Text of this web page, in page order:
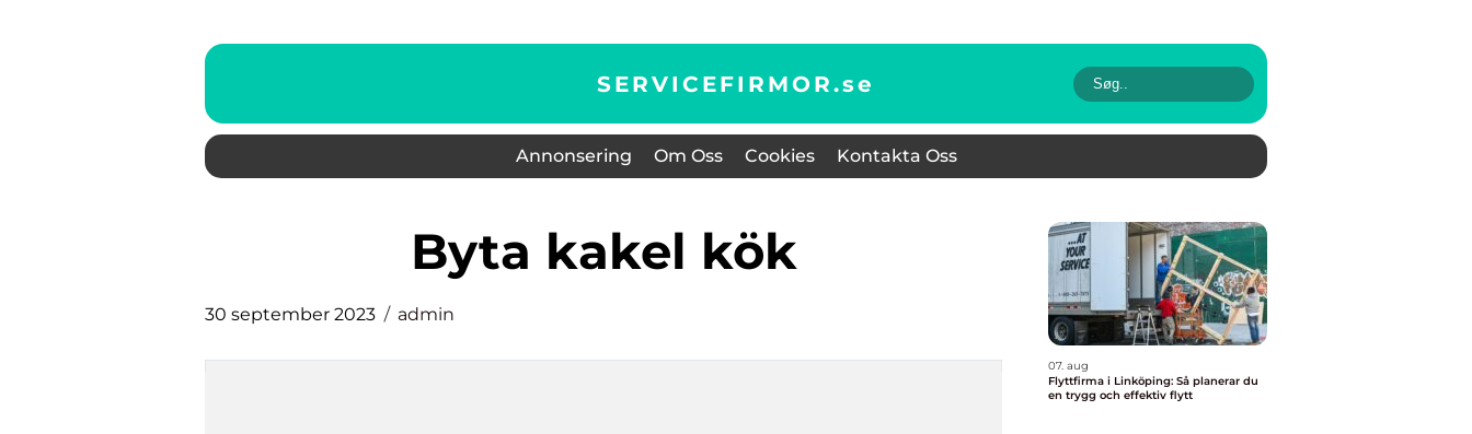
SERVICEFIRMOR.se
Annonsering Om Oss Cookies Kontakta Oss
byta kakel kök
30 september 2023 admin
07. aug
Flyttfirma i Linköping: Så planerar du
en trygg och effektiv flytt